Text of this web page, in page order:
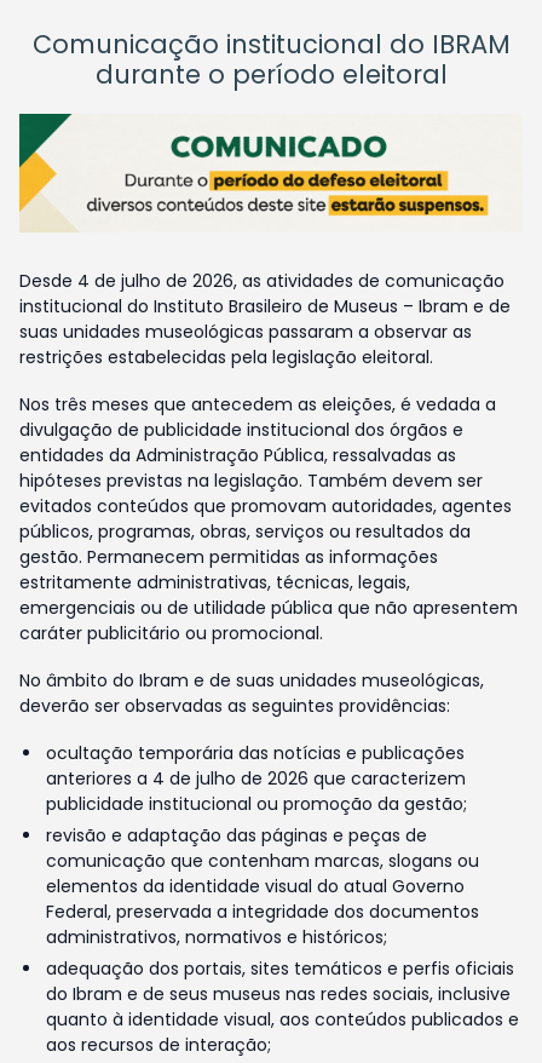
Comunicação institucional do IBRAM
durante o período eleitoral
Desde 4 de julho de 2026, as atividades de comunicação
institucional do Instituto Brasileiro de Museus – Ibram e de
suas unidades museológicas passaram a observar as
restrições estabelecidas pela legislação eleitoral.
Nos três meses que antecedem as eleições, é vedada a
divulgação de publicidade institucional dos órgãos e
entidades da Administração Pública, ressalvadas as
hipóteses previstas na legislação. Também devem ser
evitados conteúdos que promovam autoridades, agentes
públicos, programas, obras, serviços ou resultados da
gestão. Permanecem permitidas as informações
estritamente administrativas, técnicas, legais,
emergenciais ou de utilidade pública que não apresentem
caráter publicitário ou promocional.
No âmbito do Ibram e de suas unidades museológicas,
deverão ser observadas as seguintes providências:
ocultação temporária das notícias e publicações
anteriores a 4 de julho de 2026 que caracterizem
publicidade institucional ou promoção da gestão;
revisão e adaptação das páginas e peças de
comunicação que contenham marcas, slogans ou
elementos da identidade visual do atual Governo
Federal, preservada a integridade dos documentos
administrativos, normativos e históricos;
adequação dos portais, sites temáticos e perfis oficiais
do Ibram e de seus museus nas redes sociais, inclusive
quanto à identidade visual, aos conteúdos publicados e
aos recursos de interação;